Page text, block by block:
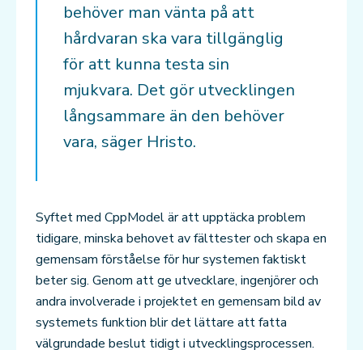
behöver man vänta på att
hårdvaran ska vara tillgänglig
för att kunna testa sin
mjukvara. Det gör utvecklingen
långsammare än den behöver
vara, säger Hristo.
Syftet med CppModel är att upptäcka problem
tidigare, minska behovet av fälttester och skapa en
gemensam förståelse för hur systemen faktiskt
beter sig. Genom att ge utvecklare, ingenjörer och
andra involverade i projektet en gemensam bild av
systemets funktion blir det lättare att fatta
välgrundade beslut tidigt i utvecklingsprocessen.